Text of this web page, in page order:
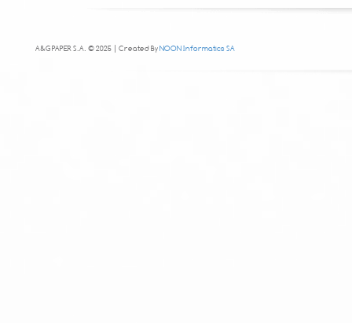
A&G PAPER S.A. © 2025 | Created ByNOON Informatics SA